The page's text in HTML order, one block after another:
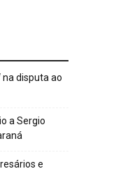
disputa ao
a Sergio
e